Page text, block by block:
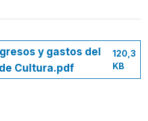
y gastos del
Cultura.pdf
120,3
KB